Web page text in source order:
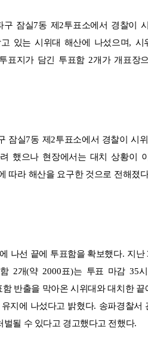
구 잠실7동 제 2투표소에서 경찰이
있는 시위대 해산에 나섰으며, 시
표지가 담긴 투표함 2개가 개표장
잠실7동 제 2투표소에서 경찰이 시
했으나 현장에서는 대치 상황이
따라 해산을 요구한 것으로 전해졌
나선 끝에 투표함을 확보했다. 지난
2개(약 2000표)는 투표 마감35
반출을 막아온 시위대와 대치한 끝
지에 나섰다고 밝혔다. 송파경찰서
될 수 있다고 경고했다고 전했다.